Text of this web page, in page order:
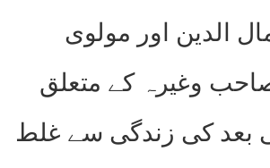
الدین اور مولوی
وغیرہ کے متعلق
بعد کی زندگی سے غلط